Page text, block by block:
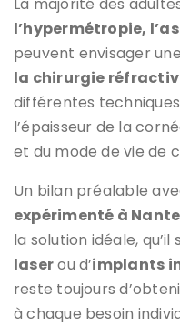
l’hypermétropie,
peuvent envisager une
la chirurgie
différentes
l’épaisseur de la
et du mode de vie de
Un bilan préalable
expérimenté à
la solution idéale, qu’il
laserou d’implants
reste toujours
à chaque besoin